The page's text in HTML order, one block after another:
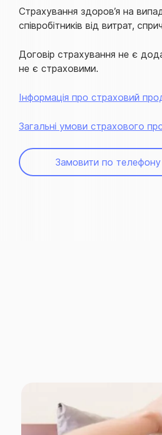
Страхування здоров’я на
співробітників від витрат,
Договір страхування не є
не є страховими.
Інформація про страховий
Загальні умови страхового
Замовити по телефону